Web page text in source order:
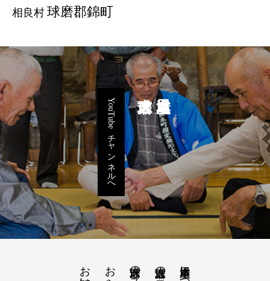
相良村 球磨郡錦町
YouTubeチャンネルへ
人吉球磨の日本遺産一覧